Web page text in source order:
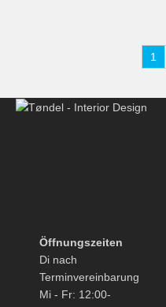
1
Öffnungszeiten
Di nach
Terminvereinbarung
Mi - Fr: 12:00-